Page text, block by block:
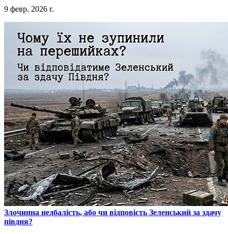
9 февр. 2026 г.
​Злочинна недбалість, або чи відповість Зеленський за здачу
півдня?